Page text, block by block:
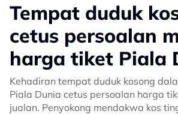
Tempat duduk
cetus persoalan
harga tiket Piala
Kehadiran tempat duduk kosong
Piala Dunia cetus persoalan harga
jualan. Penyokong mendakwa kos